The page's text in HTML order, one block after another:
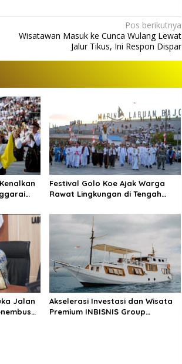
Pos berikutnya
Wisatawan Masuk ke Cunca Wulang Lewat
Jalur Tikus, Ini Respon Dispar
Festival Golo Koe Ajak Warga
Rawat Lingkungan di Tengah
Jalan
Akselerasi Investasi dan Wisata
Premium INBISNIS Group